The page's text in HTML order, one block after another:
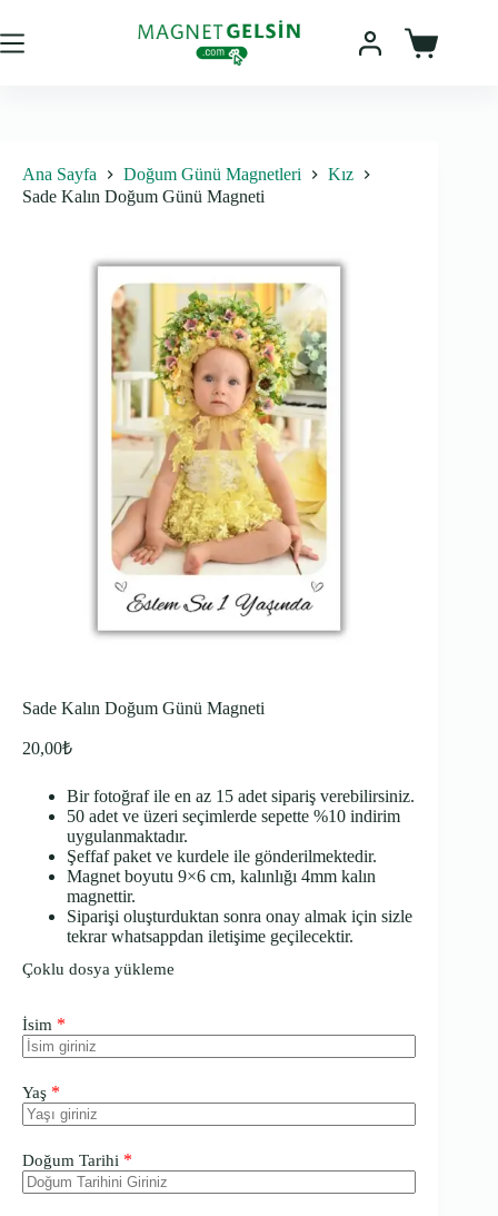
content
Sepet
Ana Sayfa Doğum Günü Magnetleri
Kız
Sade Kalın Doğum Günü Magneti
Sade Kalın Doğum Günü Magneti
20,00₺
Bir fotoğraf ile en az 15 adet sipariş verebilirsiniz.
50 adet ve üzeri seçimlerde sepette %10 indirim
uygulanmaktadır.
Şeffaf paket ve kurdele ile gönderilmektedir.
Magnet boyutu 9×6 cm, kalınlığı 4mm kalın
magnettir.
Siparişi oluşturduktan sonra onay almak için sizle
tekrar whatsappdan iletişime geçilecektir.
Çoklu dosya yükleme
İsim *
Yaş *
Doğum Tarihi *